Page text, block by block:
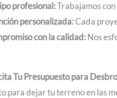
profesional:Trabajamos
personalizada:Cada
con la calidad:Nos
Tu Presupuesto para
para dejar tu terreno en las